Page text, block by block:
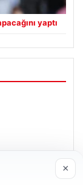
yaptı
×